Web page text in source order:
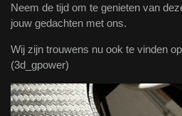
Neem de tijd om te genieten van
jouw gedachten met ons.
Wij zijn trouwens nu ook te vinden
(3d_gpower)